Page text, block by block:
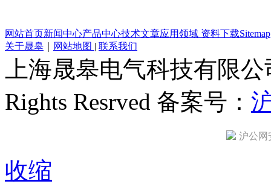
网站首页新闻中心产品中心技术文章应用领域 资料下载Sitemap
关于晟皋
网站地图 | 联系我们
上海晟皋电气科技有限
Rights Resrved 备案号：
沪公网
收缩